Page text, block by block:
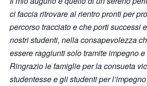
ci faccia ritrovare al rientro pronti per
percorso tracciato e che porti successi
nostri studenti, nella consapevolezza
essere raggiunti solo tramite impegno
Ringrazio le famiglie per la consueta
studentesse e gli studenti per